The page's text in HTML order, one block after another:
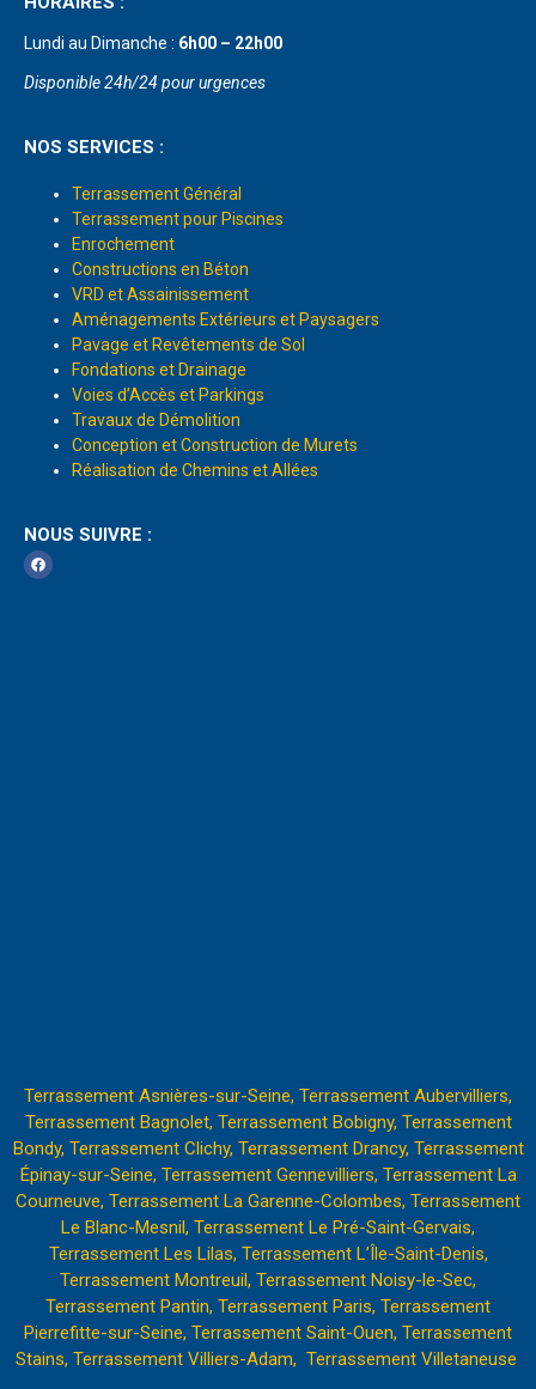
Lundi au Dimanche : 6h00 – 22h00
Disponible 24h/24 pour urgences
NOS SERVICES :
Terrassement Général
Terrassement pour Piscines
Enrochement
Constructions en Béton
VRD et Assainissement
Aménagements Extérieurs et Paysagers
Pavage et Revêtements de Sol
Fondations et Drainage
Voies d’Accès et Parkings
Travaux de Démolition
Conception et Construction de Murets
Réalisation de Chemins et Allées
NOUS SUIVRE :
Terrassement Asnières-sur-Seine, Terrassement Aubervilliers,
Terrassement Bagnolet, Terrassement Bobigny, Terrassement
Bondy, Terrassement Clichy, Terrassement Drancy, Terrassement
Épinay-sur-Seine, Terrassement Gennevilliers, Terrassement La
Courneuve, Terrassement La Garenne-Colombes, Terrassement
Le Blanc-Mesnil, Terrassement Le Pré-Saint-Gervais,
Terrassement Les Lilas, Terrassement L’Île-Saint-Denis,
Terrassement Montreuil, Terrassement Noisy-le-Sec,
Terrassement Pantin, Terrassement Paris, Terrassement
Pierrefitte-sur-Seine, Terrassement Saint-Ouen, Terrassement
Stains, Terrassement Villiers-Adam, Terrassement Villetaneuse